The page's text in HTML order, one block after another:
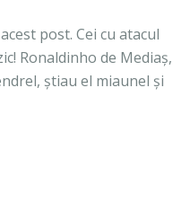
post. Cei cu atacul
Ronaldinho de Mediaș,
știau el miaunel și